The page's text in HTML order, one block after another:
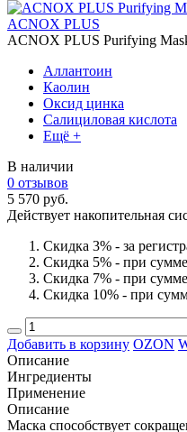
ACNOX PLUS
ACNOX PLUS Purifying
Аллантоин
Каолин
Оксид цинка
Салициловая кислота
Ещё +
В наличии
0 отзывов
5 570 руб.
Действует накопительная
Скидка 3% - за
Скидка 5% - при
Скидка 7% - при
Скидка 10% - при
Добавить в корзину OZON
Описание
Ингредиенты
Применение
Описание
Маска способствует